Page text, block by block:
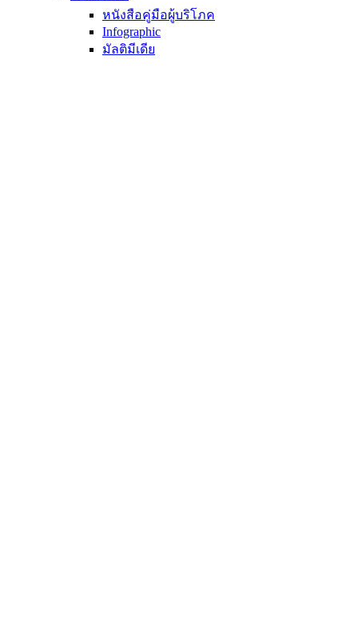
หนังสือคู่มือผู้บริโภค
Infographic
มัลติมีเดีย